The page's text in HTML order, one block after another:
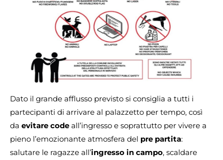
Dato il grande afflusso previsto si consiglia a tutti i
partecipanti di arrivare al palazzetto per tempo, così
da evitare code all’ingresso e soprattutto per vivere a
pieno l’emozionante atmosfera del pre partita:
salutare le ragazze all’ingresso in campo, scaldare